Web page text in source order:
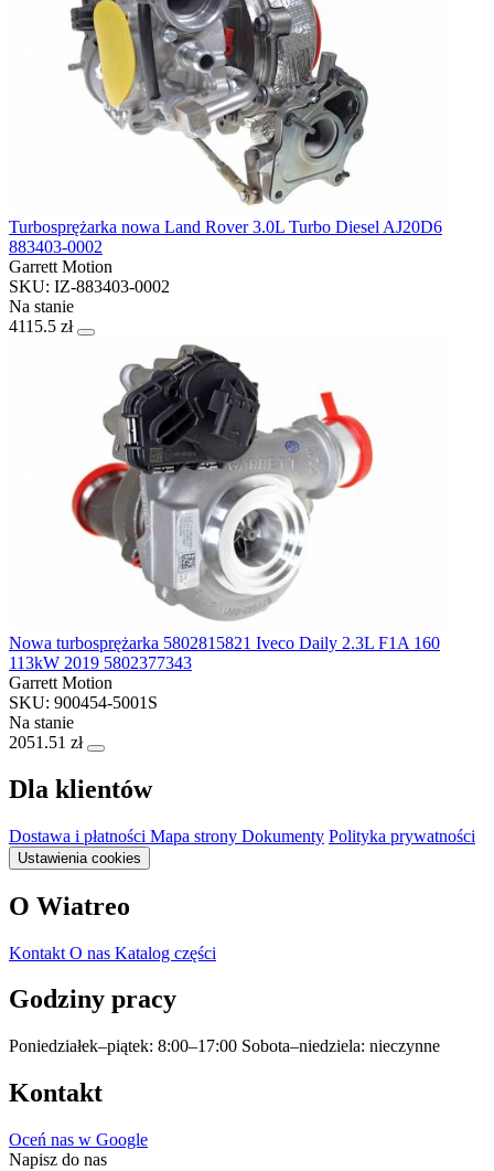
Turbosprężarka nowa Land Rover 3.0L Turbo Diesel AJ20D6
883403-0002
Garrett Motion
SKU: IZ-883403-0002
Na stanie
4115.5 zł
Nowa turbosprężarka 5802815821 Iveco Daily 2.3L F1A 160
113kW 2019 5802377343
Garrett Motion
SKU: 900454-5001S
Na stanie
2051.51 zł
Dla klientów
Dostawa i płatności Mapa strony Dokumenty Polityka prywatności
Ustawienia cookies
O Wiatreo
Kontakt O nas Katalog części
Godziny pracy
Poniedziałek–piątek: 8:00–17:00 Sobota–niedziela: nieczynne
Kontakt
Oceń nas w Google
Napisz do nas